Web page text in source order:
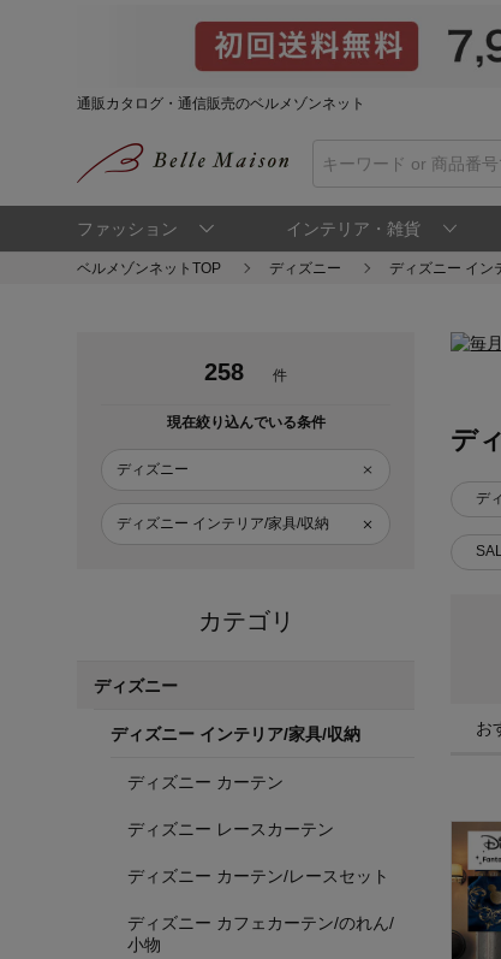
通販カタログ・通信販売のベルメゾンネット
ファッション インテリア・雑貨
ベルメゾンネットTOP ディズニー ディズニー イン
258 件
現在絞り込んでいる条件
ディズニー
ディズニー インテリア/家具/収納
カテゴリ
ディズニー
ディズニー インテリア/家具/収納
ディズニー カーテン
ディズニー レースカーテン
ディズニー カーテン/レースセット
ディズニー カフェカーテン/のれん/
小物
デ
デ
お